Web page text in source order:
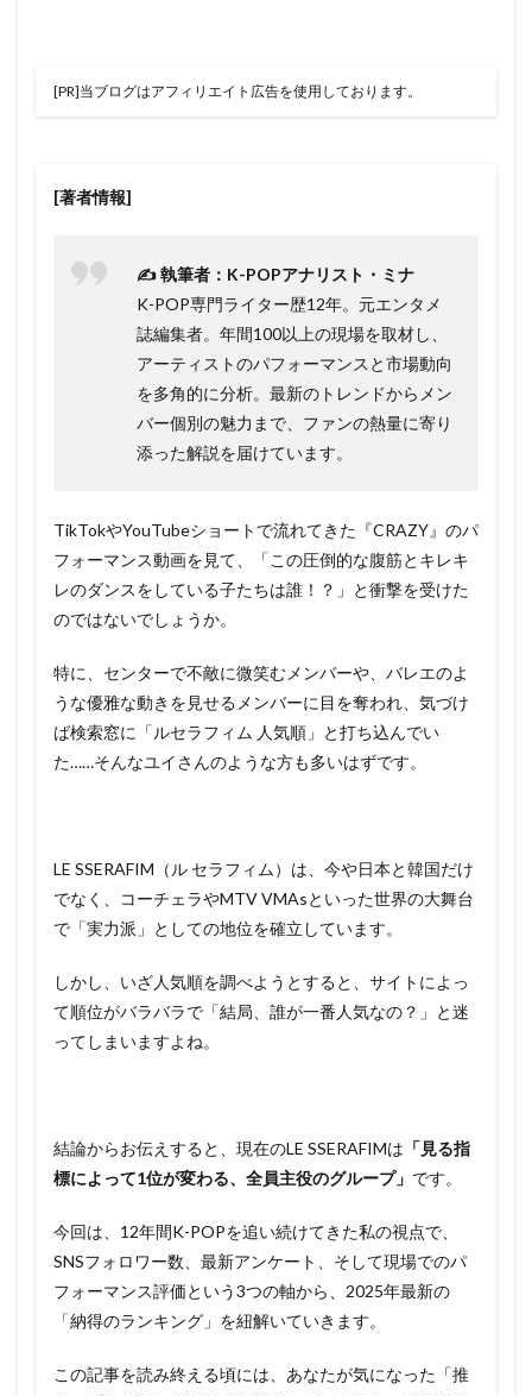
[PR]当ブログはアフィリエイト広告を使用しております。
[著者情報]
✍️ 執筆者：K-POPアナリスト・ミナ
K-POP専門ライター歴12年。元エンタメ
誌編集者。年間100以上の現場を取材し、
アーティストのパフォーマンスと市場動向
を多角的に分析。最新のトレンドからメン
バー個別の魅力まで、ファンの熱量に寄り
添った解説を届けています。
TikTokやYouTubeショートで流れてきた『CRAZY』のパ
フォーマンス動画を見て、「この圧倒的な腹筋とキレキ
レのダンスをしている子たちは誰！？」と衝撃を受けた
のではないでしょうか。
特に、センターで不敵に微笑むメンバーや、バレエのよ
うな優雅な動きを見せるメンバーに目を奪われ、気づけ
ば検索窓に「ルセラフィム 人気順」と打ち込んでい
た……そんなユイさんのような方も多いはずです。
LE SSERAFIM（ル セラフィム）は、今や日本と韓国だけ
でなく、コーチェラやMTV VMAsといった世界の大舞台
で「実力派」としての地位を確立しています。
しかし、いざ人気順を調べようとすると、サイトによっ
て順位がバラバラで「結局、誰が一番人気なの？」と迷
ってしまいますよね。
結論からお伝えすると、現在のLE SSERAFIMは 「見る指
標によって1位が変わる、全員主役のグループ」 です。
今回は、12年間K-POPを追い続けてきた私の視点で、
SNSフォロワー数、最新アンケート、そして現場でのパ
フォーマンス評価という3つの軸から、2025年最新の
「納得のランキング」を紐解いていきます。
この記事を読み終える頃には、あなたが気になった「推